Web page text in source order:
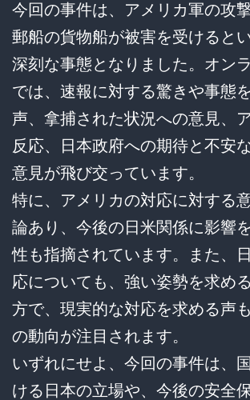
今回の事件は、アメリカ軍の攻
郵船の貨物船が被害を受けると
深刻な事態となりました。オン
では、速報に対する驚きや事態
声、拿捕された状況への意見、
反応、日本政府への期待と不安
意見が飛び交っています。
特に、アメリカの対応に対する
論あり、今後の日米関係に影響
性も指摘されています。また、
応についても、強い姿勢を求め
方で、現実的な対応を求める声
の動向が注目されます。
いずれにせよ、今回の事件は、
ける日本の立場や、今後の安全